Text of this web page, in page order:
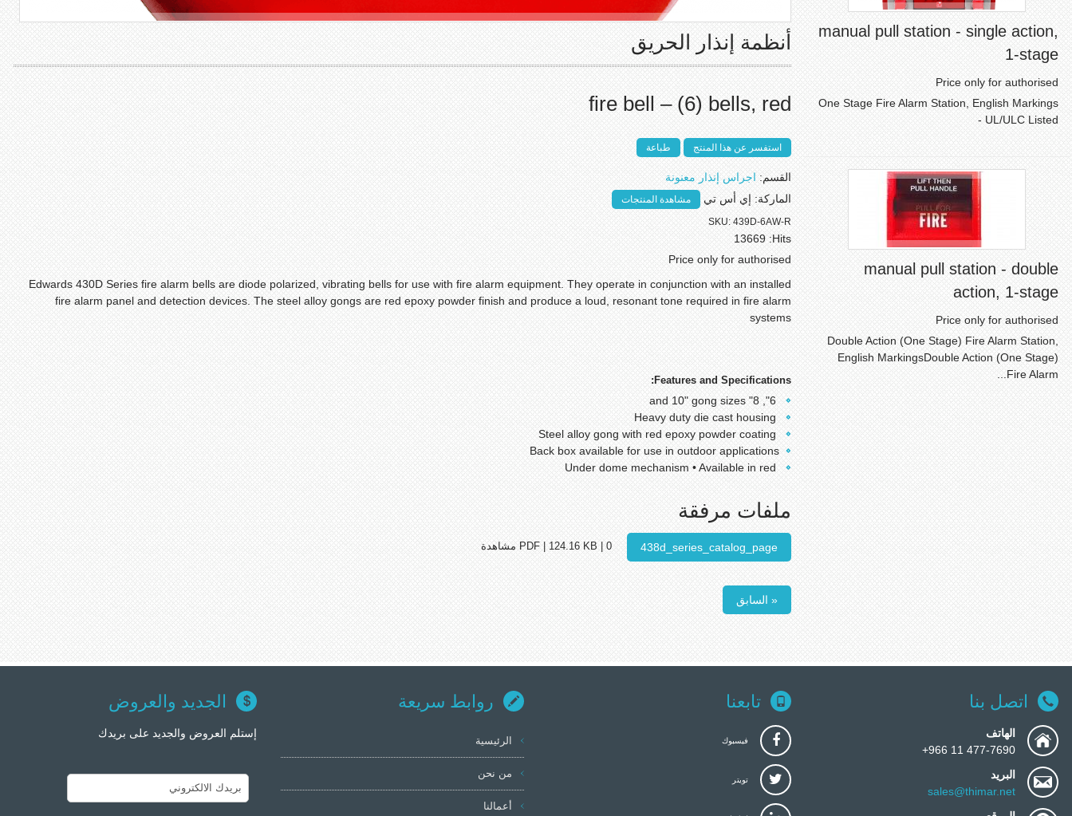
أنظمة إنذار الحريق
fire bell – (6) bells, red
استفسر عن هذا المنتج طباعة
القسم:اجراس إنذار معنونة
الماركة:إي أس تي
مشاهدة المنتجات
SKU:439D-6AW-R
Hits:
13669
Price only for authorised
Edwards 430D Series fire alarm bells are diode polarized, vibrating bells for use with fire alarm equipment. They operate in conjunction with an installed
fire alarm panel and detection devices. The steel alloy gongs are red epoxy powder finish and produce a loud, resonant tone required in fire alarm
systems
Features and Specifications:
6", 8" and 10" gong sizes
Heavy duty die cast housing
Steel alloy gong with red epoxy powder coating
Back box available for use in outdoor applications
Under dome mechanism • Available in red
ملفات مرفقة
438d_series_catalog_page PDF | 124.16 KB | 0 مشاهدة
« السابق
manual pull station - single action,
1-stage
Price only for authorised
One Stage Fire Alarm Station, English Markings
- UL/ULC Listed
manual pull station - double
action, 1-stage
Price only for authorised
Double Action (One Stage) Fire Alarm Station,
English MarkingsDouble Action (One Stage)
Fire Alarm...
اتصل بنا
الهاتف
477-7690 11 966+
البريد
sales@thimar.net
تابعنا
فيسبوك
تويتر
روابط سريعة
الرئيسية
من نحن
أعمالنا
الجديد والعروض
إستلم العروض والجديد على بريدك